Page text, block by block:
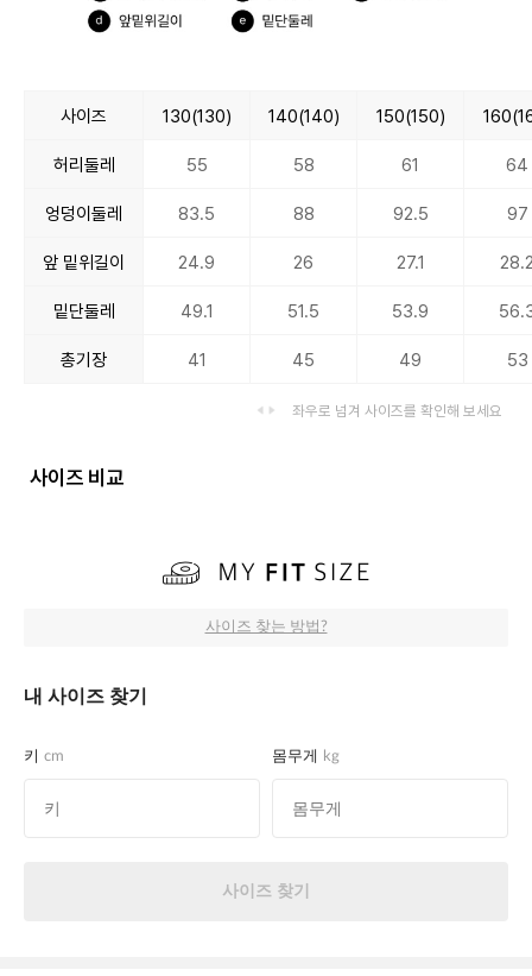
사이즈 130(130) 140(140) 150(150)
허리둘레 55 58 61 64
엉덩이둘레 83.5 88 92.5 97
앞 밑위길이 24.9 26 27.1
밑단둘레 49.1 51.5 53.9
총기장 41 45 49 53
좌우로 넘겨 사이즈를 확인해 보세요
사이즈 비교